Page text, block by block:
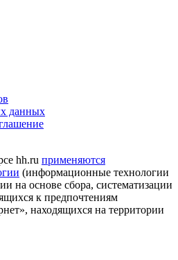
данных
hh.ru применяются
(информационные технологии
на основе сбора, систематизации
к предпочтениям
находящихся на территории